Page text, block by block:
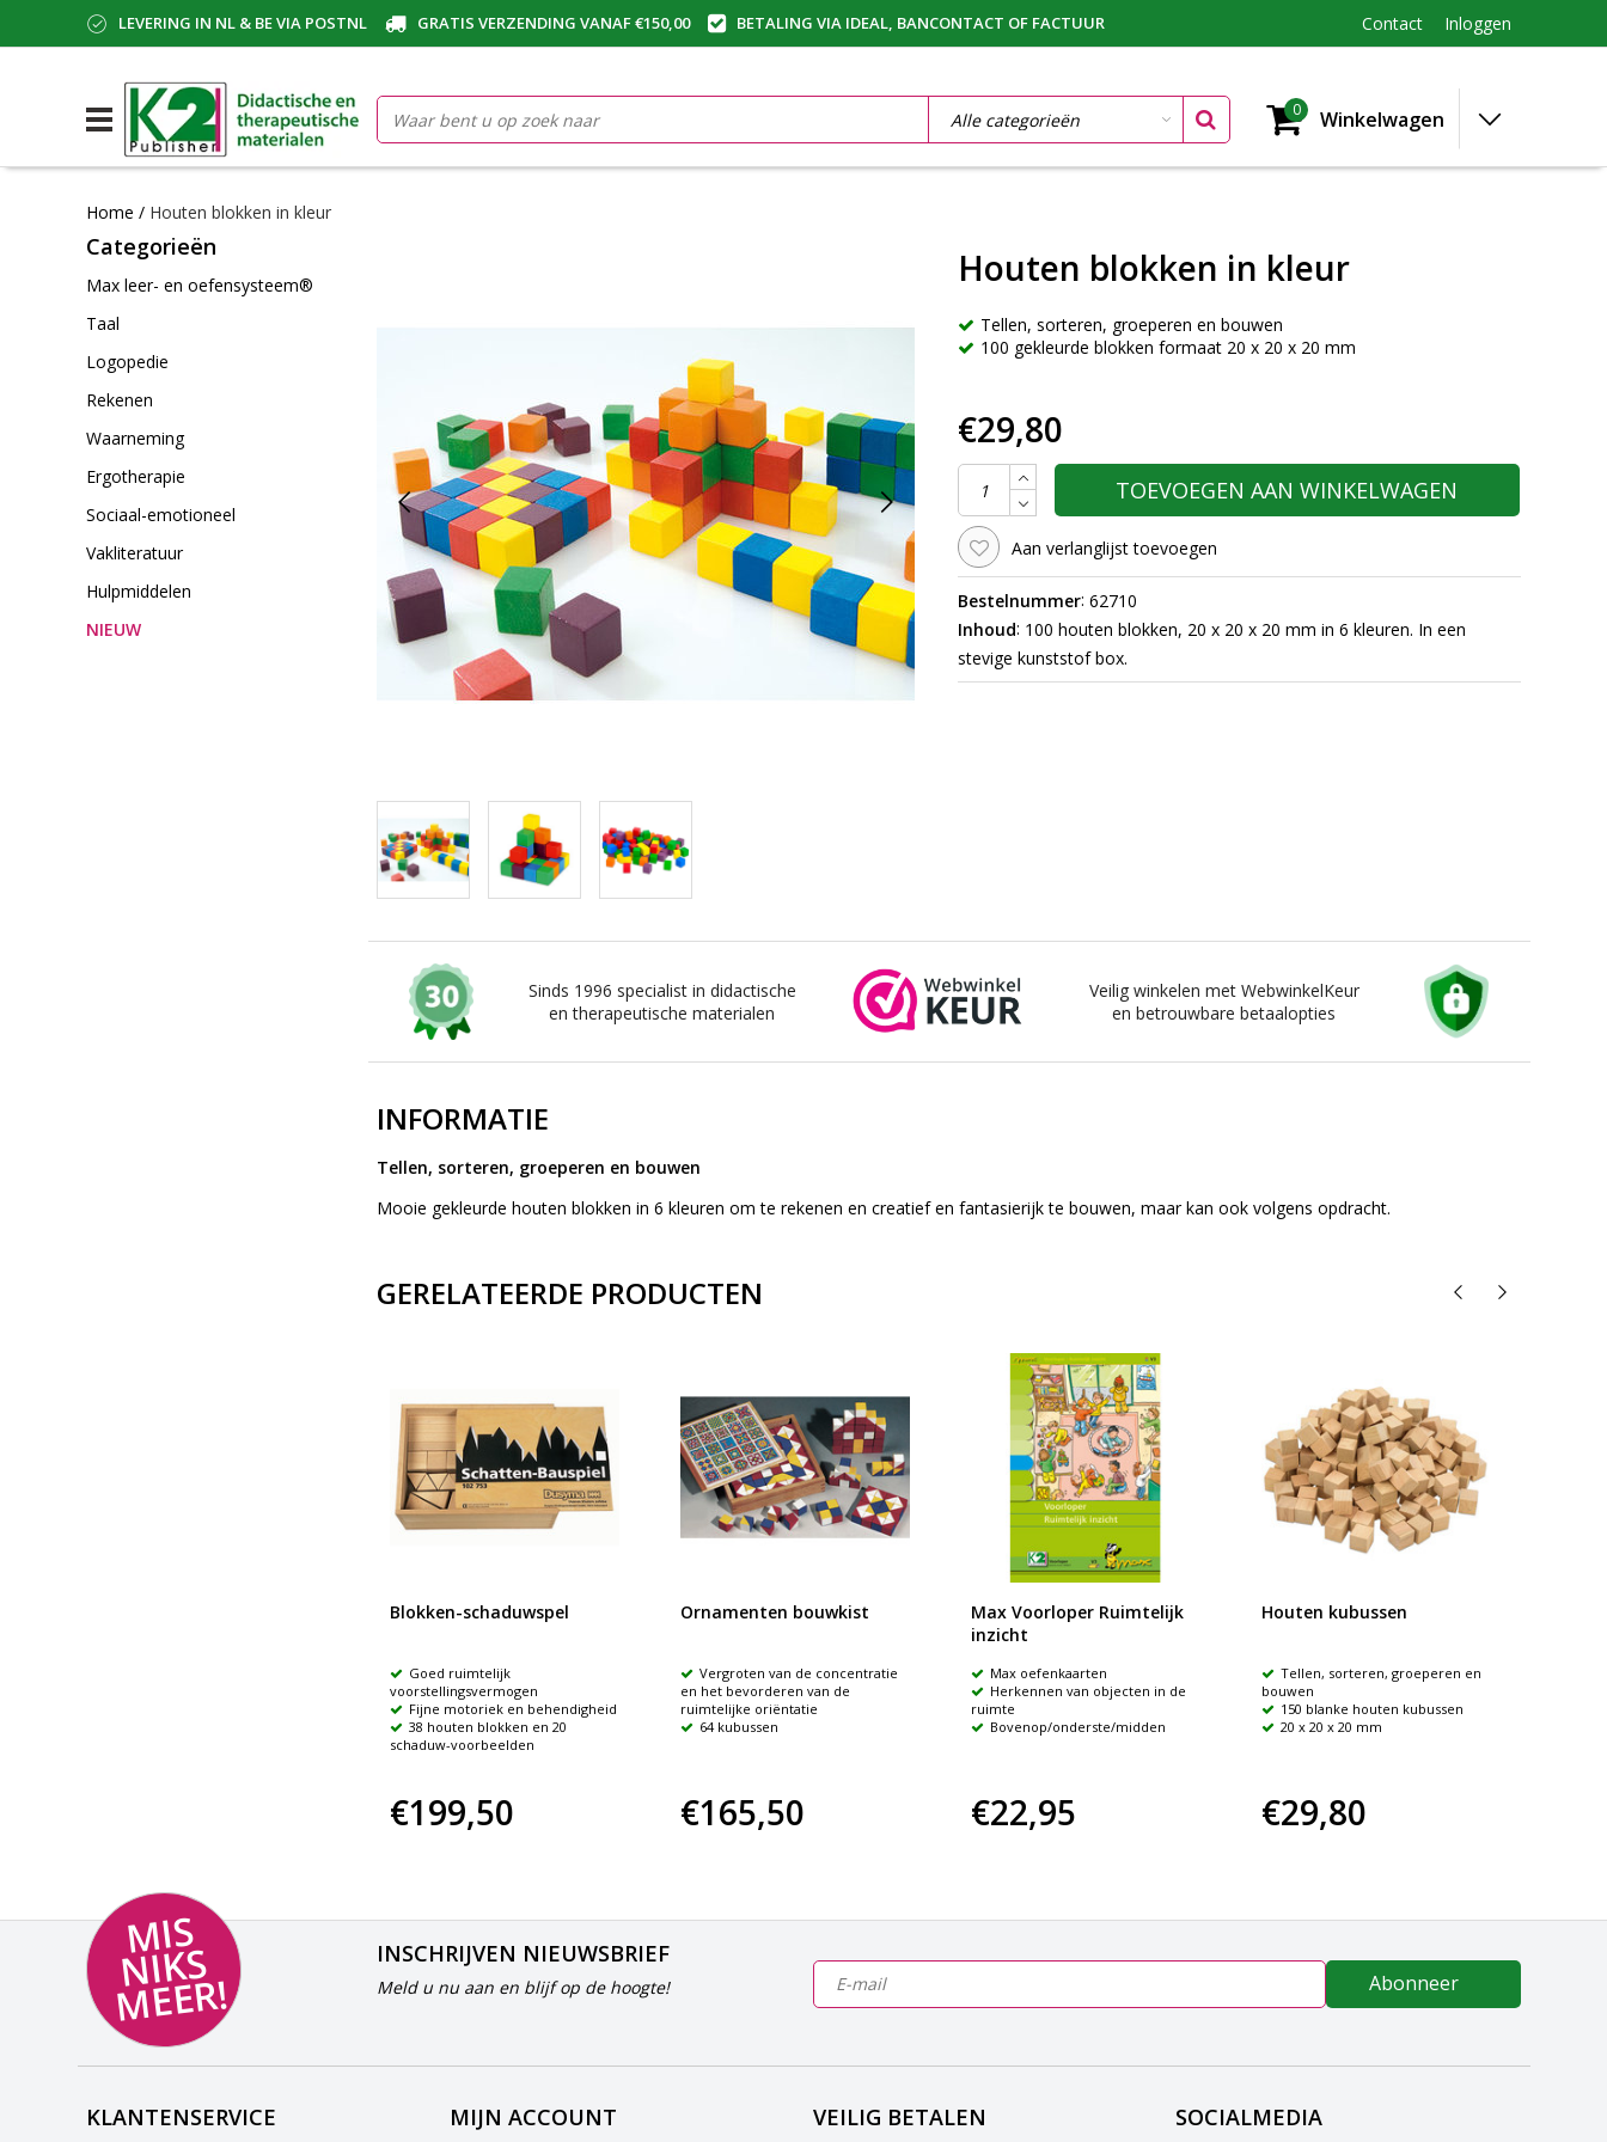
LEVERING IN NL & BE VIA POSTNL GRATIS VERZENDING VANAF €150,00 BETALING VIA IDEAL, BANCONTACT OF FACTUUR Contact Inloggen
0 Winkelwagen
Home / Houten blokken in kleur
Categorieën
Max leer- en oefensysteem®
Taal
Logopedie
Rekenen
Waarneming
Ergotherapie
Sociaal-emotioneel
Vakliteratuur
Hulpmiddelen
NIEUW
Houten blokken in kleur
Tellen, sorteren, groeperen en bouwen
100 gekleurde blokken formaat 20 x 20 x 20 mm
€29,80
TOEVOEGEN AAN WINKELWAGEN
Aan verlanglijst toevoegen
Bestelnummer: 62710
Inhoud: 100 houten blokken, 20 x 20 x 20 mm in 6 kleuren. In een
stevige kunststof box.
Sinds 1996 specialist in didactische
en therapeutische materialen
Veilig winkelen met WebwinkelKeur
en betrouwbare betaalopties
INFORMATIE
Tellen, sorteren, groeperen en bouwen
Mooie gekleurde houten blokken in 6 kleuren om te rekenen en creatief en fantasierijk te bouwen, maar kan ook volgens opdracht.
GERELATEERDE PRODUCTEN
Blokken-schaduwspel
Goed ruimtelijk
voorstellingsvermogen
Fijne motoriek en behendigheid
38 houten blokken en 20
schaduw-voorbeelden
€199,50
Ornamenten bouwkist
Vergroten van de concentratie
en het bevorderen van de
ruimtelijke oriëntatie
64 kubussen
€165,50
Max Voorloper Ruimtelijk
inzicht
Max oefenkaarten
Herkennen van objecten in de
ruimte
Bovenop/onderste/midden
€22,95
Houten kubussen
Tellen, sorteren, groeperen en
bouwen
150 blanke houten kubussen
20 x 20 x 20 mm
€29,80
MI
S
NI
K
S
M
E
E
R!
INSCHRIJVEN NIEUWSBRIEF
Meld u nu aan en blijf op de hoogte! Abonneer
KLANTENSERVICE MIJN ACCOUNT VEILIG BETALEN SOCIALMEDIA